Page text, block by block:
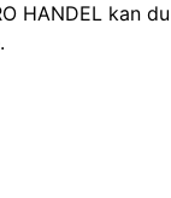
HANDEL kan du